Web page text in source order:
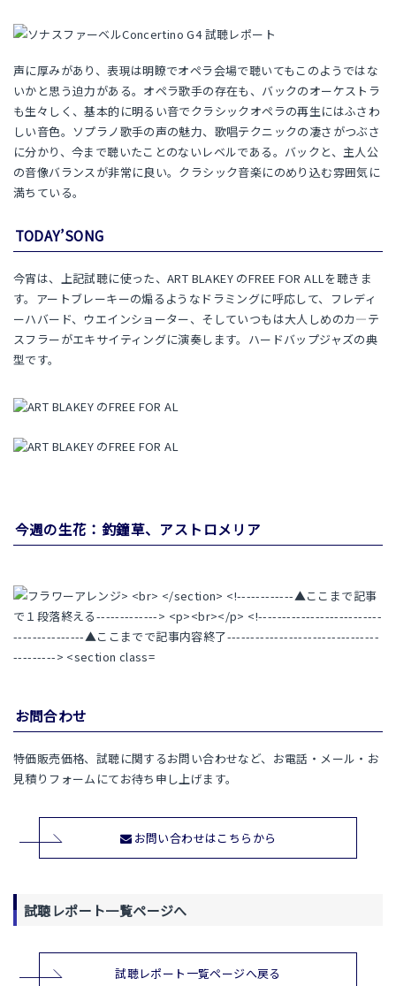
声に厚みがあり、表現は明瞭でオペラ会場で聴いてもこのようではな
いかと思う迫力がある。オペラ歌手の存在も、バックのオーケストラ
も生々しく、基本的に明るい音でクラシックオペラの再生にはふさわ
しい音色。ソプラノ歌手の声の魅力、歌唱テクニックの凄さがつぶさ
に分かり、今まで聴いたことのないレベルである。バックと、主人公
の音像バランスが非常に良い。クラシック音楽にのめり込む雰囲気に
満ちている。
TODAY’SONG
今宵は、上記試聴に使った、ART BLAKEY のFREE FOR ALLを聴きま
す。アートブレーキーの煽るようなドラミングに呼応して、フレディ
ーハバード、ウエインショーター、そしていつもは大人しめのカ―テ
スフラーがエキサイティングに演奏します。ハードバップジャズの典
型です。
今週の生花：釣鐘草、アストロメリア
お問合わせ
特価販売価格、試聴に関するお問い合わせなど、お電話・メール・お
見積りフォームにてお待ち申し上げます。
お問い合わせはこちらから
試聴レポート一覧ページへ
試聴レポート一覧ページへ戻る